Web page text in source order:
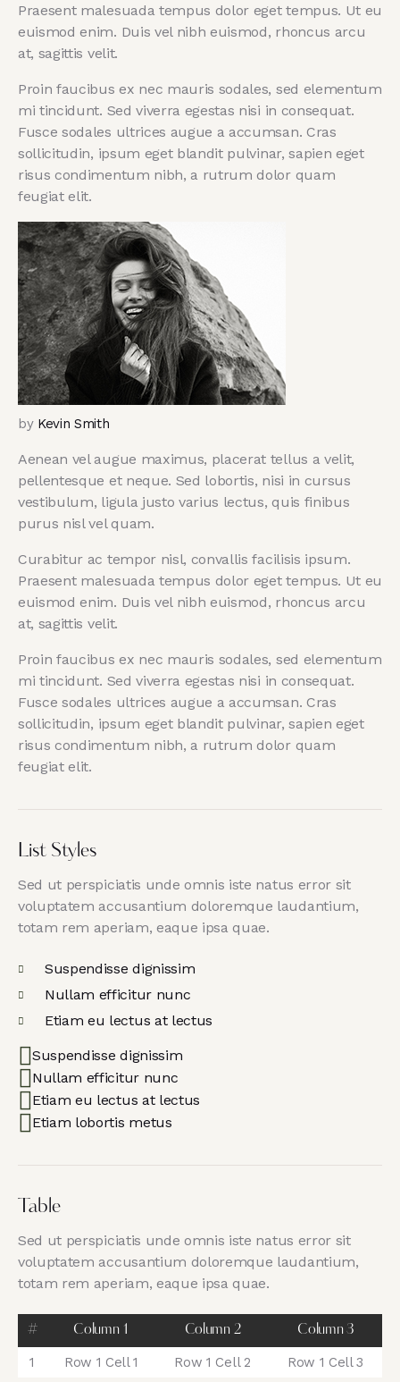
Praesent malesuada tempus dolor eget tempus. Ut eu
euismod enim. Duis vel nibh euismod, rhoncus arcu
at, sagittis velit.
Proin faucibus ex nec mauris sodales, sed elementum
mi tincidunt. Sed viverra egestas nisi in consequat.
Fusce sodales ultrices augue a accumsan. Cras
sollicitudin, ipsum eget blandit pulvinar, sapien eget
risus condimentum nibh, a rutrum dolor quam
feugiat elit.
by Kevin Smith
Aenean vel augue maximus, placerat tellus a velit,
pellentesque et neque. Sed lobortis, nisi in cursus
vestibulum, ligula justo varius lectus, quis finibus
purus nisl vel quam.
Curabitur ac tempor nisl, convallis facilisis ipsum.
Praesent malesuada tempus dolor eget tempus. Ut eu
euismod enim. Duis vel nibh euismod, rhoncus arcu
at, sagittis velit.
Proin faucibus ex nec mauris sodales, sed elementum
mi tincidunt. Sed viverra egestas nisi in consequat.
Fusce sodales ultrices augue a accumsan. Cras
sollicitudin, ipsum eget blandit pulvinar, sapien eget
risus condimentum nibh, a rutrum dolor quam
feugiat elit.
List Styles
Sed ut perspiciatis unde omnis iste natus error sit
voluptatem accusantium doloremque laudantium,
totam rem aperiam, eaque ipsa quae.
Suspendisse dignissim
Nullam efficitur nunc
Etiam eu lectus at lectus
Suspendisse dignissim
Nullam efficitur nunc
Etiam eu lectus at lectus
Etiam lobortis metus
Table
Sed ut perspiciatis unde omnis iste natus error sit
voluptatem accusantium doloremque laudantium,
totam rem aperiam, eaque ipsa quae.
# Column 1 Column 2 Column 3
1 Row 1 Cell 1 Row 1 Cell 2
Row 1 Cell 3